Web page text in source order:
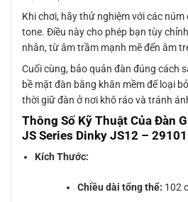
Khi chơi, hãy thử nghiệm với các núm
tone. Điều này cho phép bạn tùy
nhân, từ âm trầm mạnh mẽ đến âm
Cuối cùng, bảo quản đàn đúng cách
bề mặt đàn bằng khăn mềm để loại
thời giữ đàn ở nơi khô ráo và tránh
Thông Số Kỹ Thuật Của Đàn
JS Series Dinky JS12 –
Kích Thước:
Chiều dài tổng thể: 102